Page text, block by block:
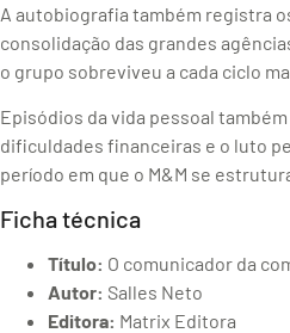
A autobiografia também registra
consolidação das grandes
o grupo sobreviveu a cada ciclo
Episódios da vida pessoal
dificuldades financeiras e o luto
período em que o M&M se
Ficha técnica
Título: O comunicador da
Autor: Salles Neto
Editora: Matrix Editora